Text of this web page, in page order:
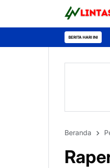
BERITA HARI INI
Beranda